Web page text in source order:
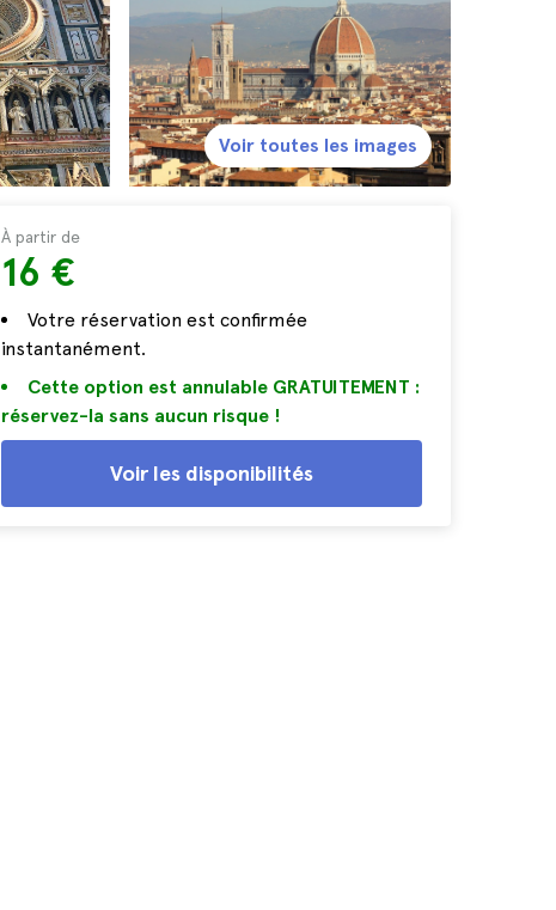
À partir de
16 €
Votre réservation est confirmée
instantanément.
Cette option est annulable GRATUITEMENT :
réservez-la sans aucun risque !
Voir les disponibilités
Voir toutes les images